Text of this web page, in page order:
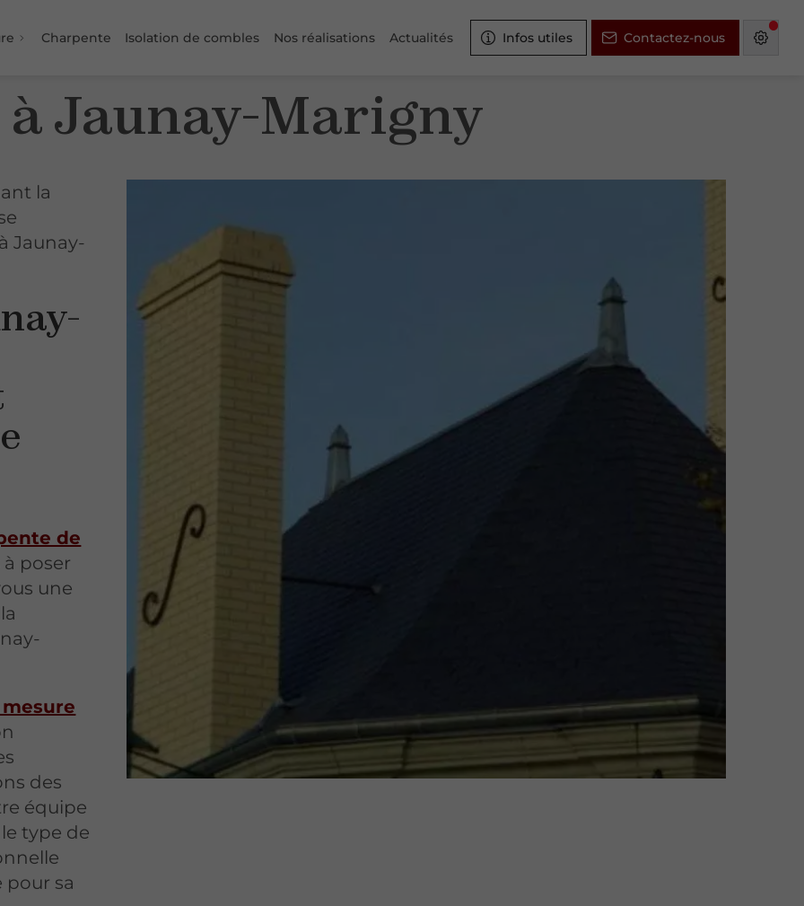
Charpente Isolation de combles Nos réalisations Actualités Infos utiles Contactez-nous
Jaunay-Marigny
la
Jaunay-
de
poser
une
des
équipe
type de
sa